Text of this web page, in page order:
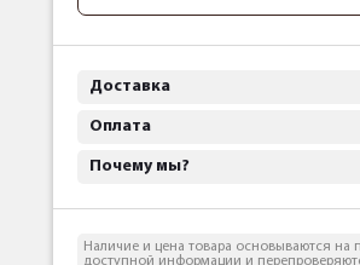
Доставка
Оплата
Почему мы?
Наличие и цена товара основываются на
доступной информации и